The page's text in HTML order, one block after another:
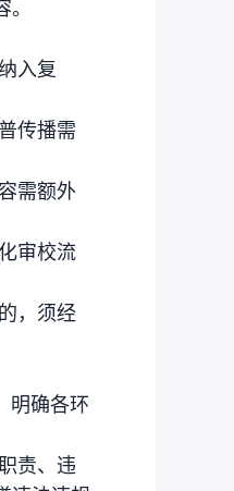
入复
传播需
需额外
审校流
，须经
明确各环
责、违